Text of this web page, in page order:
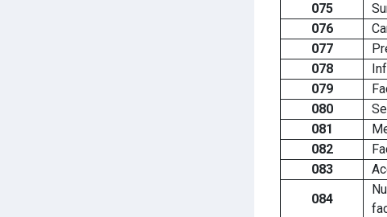
075
076
077
078
079
080
081
082
083
084